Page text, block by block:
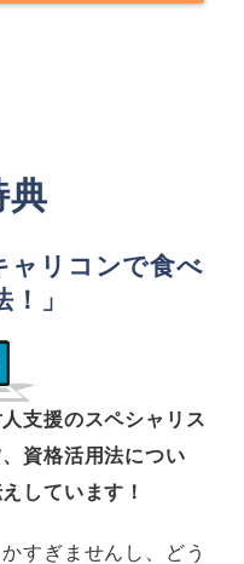
典
ャリコンで食べ
」
支援のスペシャリス
資格活用法につい
しています！
すぎませんし、どう